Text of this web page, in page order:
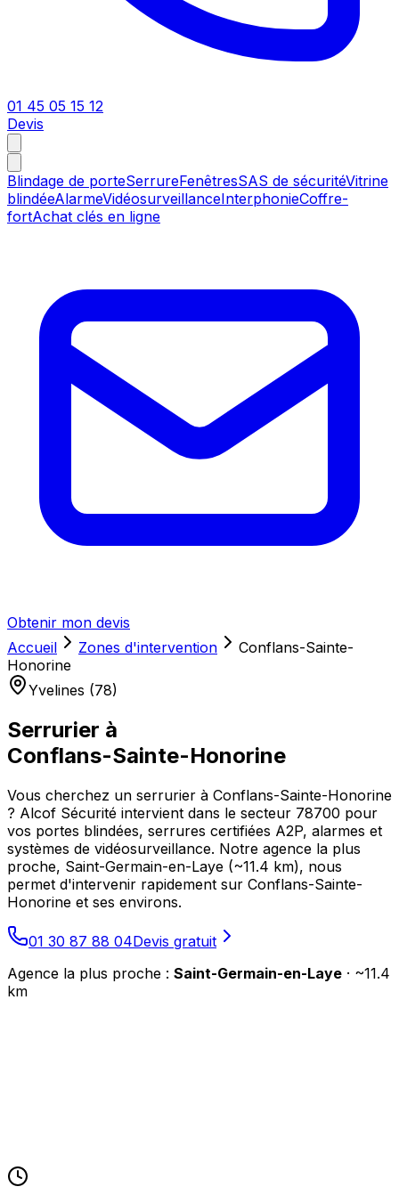
01 45 05 15 12
Devis
Blindage de porteSerrureFenêtresSAS de sécuritéVitrine
blindéeAlarmeVidéosurveillanceInterphonieCoffre-
fortAchat clés en ligne
Obtenir mon devis
Accueil
Zones d'intervention
Conflans-Sainte-
Honorine
Yvelines (78)
Serrurier à
Conflans-Sainte-Honorine
Vous cherchez un serrurier à Conflans-Sainte-Honorine
? Alcof Sécurité intervient dans le secteur 78700 pour
vos portes blindées, serrures certifiées A2P, alarmes et
systèmes de vidéosurveillance. Notre agence la plus
proche, Saint-Germain-en-Laye (~11.4 km), nous
permet d'intervenir rapidement sur Conflans-Sainte-
Honorine et ses environs.
01 30 87 88 04Devis gratuit
Agence la plus proche : Saint-Germain-en-Laye · ~11.4
km